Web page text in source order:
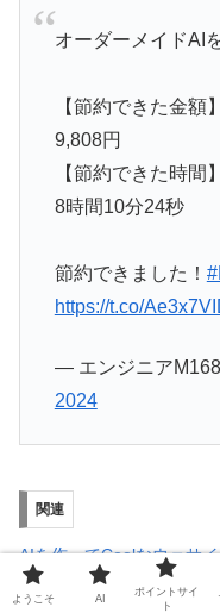
オーダーメイドAI
【節約できた金額】
9,808円
【節約できた時間】
8時間10分24秒
節約できました！
https://t.co/
— エンジニア
2024
関連
AIを作ってCoolなウェサ
やモバイルアプリを作る
に役立つサービス
ようこそ AI
ポイントサイ
ト